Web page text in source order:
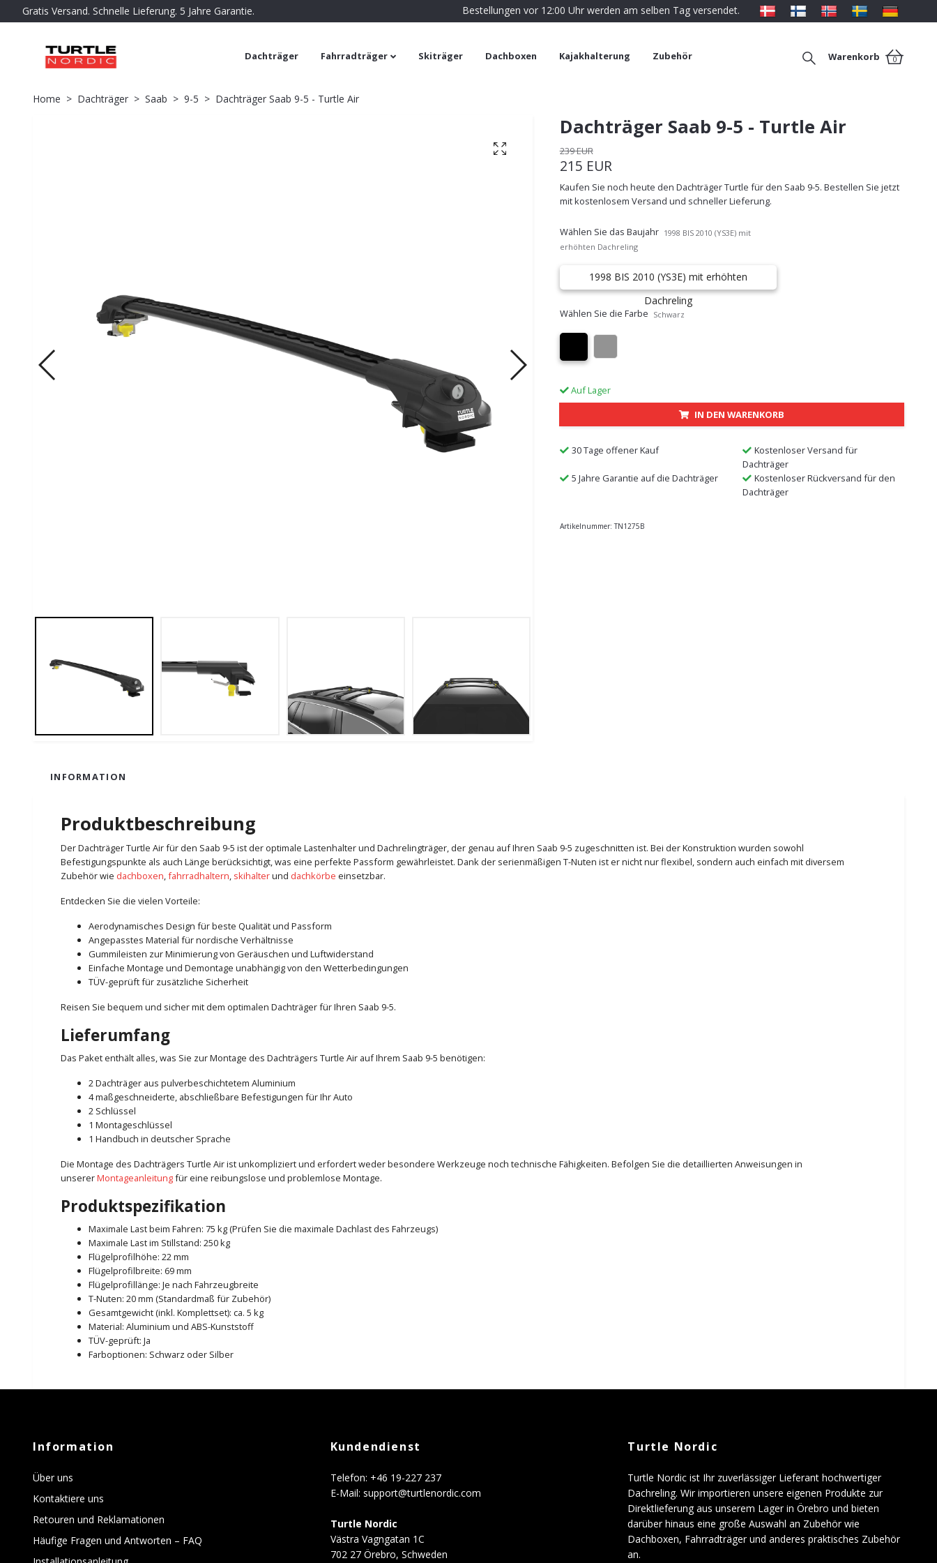
Gratis Versand. Schnelle Lieferung. 5 Jahre Garantie. Bestellungen vor 12:00 Uhr werden am selben Tag versendet.
Dachträger Fahrradträger Skiträger Dachboxen Kajakhalterung Zubehör Warenkorb 0
Home Dachträger Saab 9-5 Dachträger Saab 9-5 - Turtle Air
Dachträger Saab 9-5 - Turtle Air
239 EUR
215 EUR
Kaufen Sie noch heute den Dachträger Turtle für den Saab 9-5. Bestellen Sie jetzt
mit kostenlosem Versand und schneller Lieferung.
Wählen Sie das Baujahr 1998 BIS 2010 (YS3E) mit
erhöhten Dachreling
1998 BIS 2010 (YS3E) mit erhöhten
Dachreling
Wählen Sie die Farbe Schwarz
Auf Lager
IN DEN WARENKORB
30 Tage offener Kauf
Kostenloser Versand für
Dachträger
5 Jahre Garantie auf die Dachträger
Kostenloser Rückversand für den
Dachträger
Artikelnummer: TN1275B
INFORMATION
Produktbeschreibung
Der Dachträger Turtle Air für den Saab 9-5 ist der optimale Lastenhalter und Dachrelingträger, der genau auf Ihren Saab 9-5 zugeschnitten ist. Bei der Konstruktion wurden sowohl
Befestigungspunkte als auch Länge berücksichtigt, was eine perfekte Passform gewährleistet. Dank der serienmäßigen T-Nuten ist er nicht nur flexibel, sondern auch einfach mit diversem
Zubehör wie dachboxen,fahrradhaltern, skihalterund dachkörbe einsetzbar.
Entdecken Sie die vielen Vorteile:
Aerodynamisches Design für beste Qualität und Passform
Angepasstes Material für nordische Verhältnisse
Gummileisten zur Minimierung von Geräuschen und Luftwiderstand
Einfache Montage und Demontage unabhängig von den Wetterbedingungen
TÜV-geprüft für zusätzliche Sicherheit
Reisen Sie bequem und sicher mit dem optimalen Dachträger für Ihren Saab 9-5.
Lieferumfang
Das Paket enthält alles, was Sie zur Montage des Dachträgers Turtle Air auf Ihrem Saab 9-5 benötigen:
2 Dachträger aus pulverbeschichtetem Aluminium
4 maßgeschneiderte, abschließbare Befestigungen für Ihr Auto
2 Schlüssel
1 Montageschlüssel
1 Handbuch in deutscher Sprache
Die Montage des Dachträgers Turtle Air ist unkompliziert und erfordert weder besondere Werkzeuge noch technische Fähigkeiten. Befolgen Sie die detaillierten Anweisungen in
unsererMontageanleitungfür eine reibungslose und problemlose Montage.
Produktspezifikation
Maximale Last beim Fahren: 75 kg (Prüfen Sie die maximale Dachlast des Fahrzeugs)
Maximale Last im Stillstand: 250 kg
Flügelprofilhöhe: 22 mm
Flügelprofilbreite: 69 mm
Flügelprofillänge: Je nach Fahrzeugbreite
T-Nuten: 20 mm (Standardmaß für Zubehör)
Gesamtgewicht (inkl. Komplettset): ca. 5 kg
Material: Aluminium und ABS-Kunststoff
TÜV-geprüft: Ja
Farboptionen: Schwarz oder Silber
Information
Über uns
Kontaktiere uns
Retouren und Reklamationen
Häufige Fragen und Antworten – FAQ
Kundendienst
Telefon: +46 19-227 237
E-Mail: support@turtlenordic.com
Turtle Nordic
Västra Vagngatan 1C
702 27 Örebro, Schweden
Turtle Nordic
Turtle Nordic ist Ihr zuverlässiger Lieferant hochwertiger
Dachreling. Wir importieren unsere eigenen Produkte zur
Direktlieferung aus unserem Lager in Örebro und bieten
darüber hinaus eine große Auswahl an Zubehör wie
Dachboxen, Fahrradträger und anderes praktisches Zubehör
an.